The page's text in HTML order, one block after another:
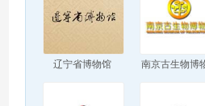
辽宁省博物馆 南京古生物博